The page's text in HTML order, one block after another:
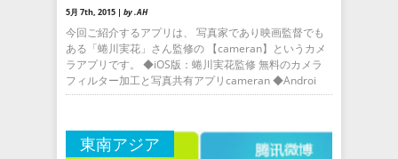
5月 7th, 2015 | by .AH
今回ご紹介するアプリは、 写真家であり映画監督でも
ある「蜷川実花」さん監修の 【cameran】というカメ
ラアプリです。 ◆iOS版：蜷川実花監修 無料のカメラ
フィルター加工と写真共有アプリcameran ◆Androi
東南アジア